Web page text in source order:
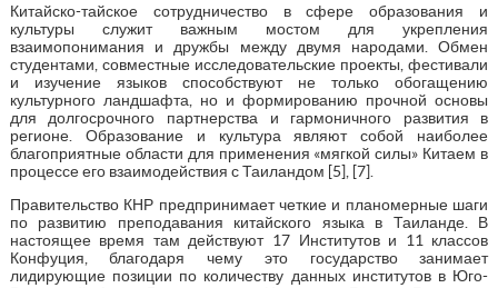
Китайско-тайское сотрудничество в сфере образования и
культуры служит важным мостом для укрепления
взаимопонимания и дружбы между двумя народами. Обмен
студентами, совместные исследовательские проекты, фестивали
и изучение языков способствуют не только обогащению
культурного ландшафта, но и формированию прочной основы
для долгосрочного партнерства и гармоничного развития в
регионе. Образование и культура являют собой наиболее
благоприятные области для применения «мягкой силы» Китаем в
процессе его взаимодействия с Таиландом [5], [7].
Правительство КНР предпринимает четкие и планомерные шаги
по развитию преподавания китайского языка в Таиланде. В
настоящее время там действуют 17 Институтов и 11 классов
Конфуция, благодаря чему это государство занимает
лидирующие позиции по количеству данных институтов в Юго-